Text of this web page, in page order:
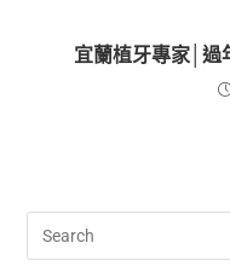
宜蘭植牙專家│過